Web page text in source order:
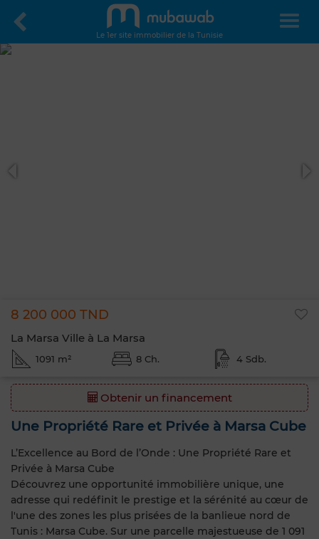
Le 1er site immobilier de la Tunisie
8 200 000 TND
La Marsa Ville à La Marsa
1091 m² 8 Ch. 4 Sdb.
Obtenir un financement
Une Propriété Rare et Privée à Marsa Cube
L’Excellence au Bord de l’Onde : Une Propriété Rare et
Privée à Marsa Cube
Découvrez une opportunité immobilière unique, une
adresse qui redéfinit le prestige et la sérénité au cœur de
l'une des zones les plus prisées de la banlieue nord de
Tunis : Marsa Cube. Sur une parcelle majestueuse de 1 091